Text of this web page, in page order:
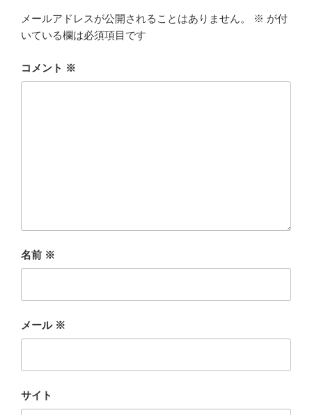
メールアドレスが公開されることはありません。 ※ が付
いている欄は必須項目です
コメント ※
名前 ※
メール ※
サイト